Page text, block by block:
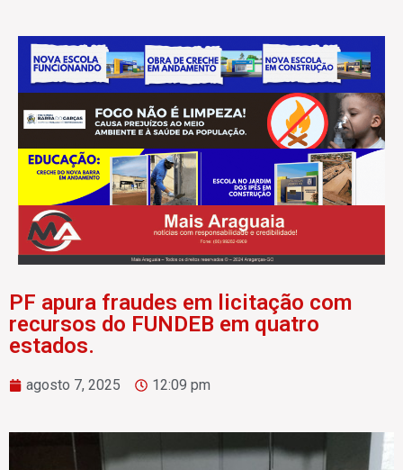
PF apura fraudes em licitação com
recursos do FUNDEB em quatro
estados.
agosto 7, 2025 12:09 pm